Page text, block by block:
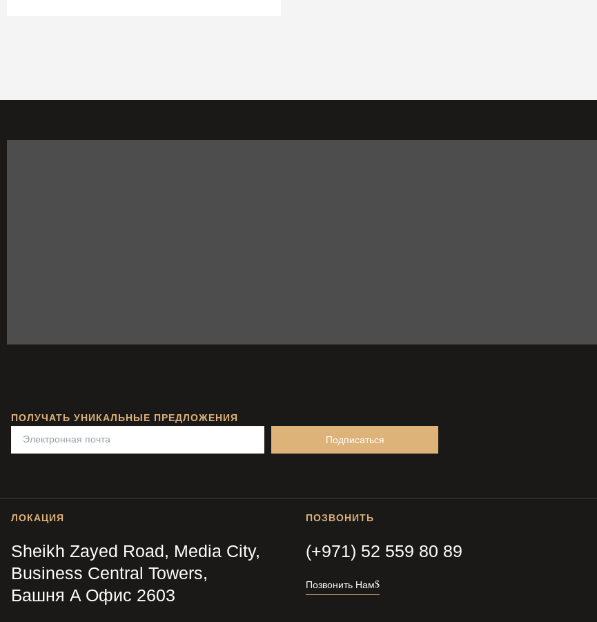
ПОЛУЧАТЬ УНИКАЛЬНЫЕ ПРЕДЛОЖЕНИЯ
Подписаться
ЛОКАЦИЯ
Sheikh Zayed Road, Media City,
Business Central Towers,
Башня A Офис 2603
ПОЗВОНИТЬ
(+971) 52 559 80 89
Позвонить Нам